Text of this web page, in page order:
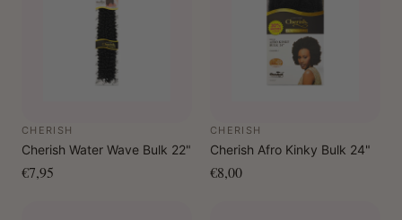
CHERISH
Cherish Water Wave Bulk 22"
€7,95
CHERISH
Cherish Afro Kinky Bulk 24"
€8,00